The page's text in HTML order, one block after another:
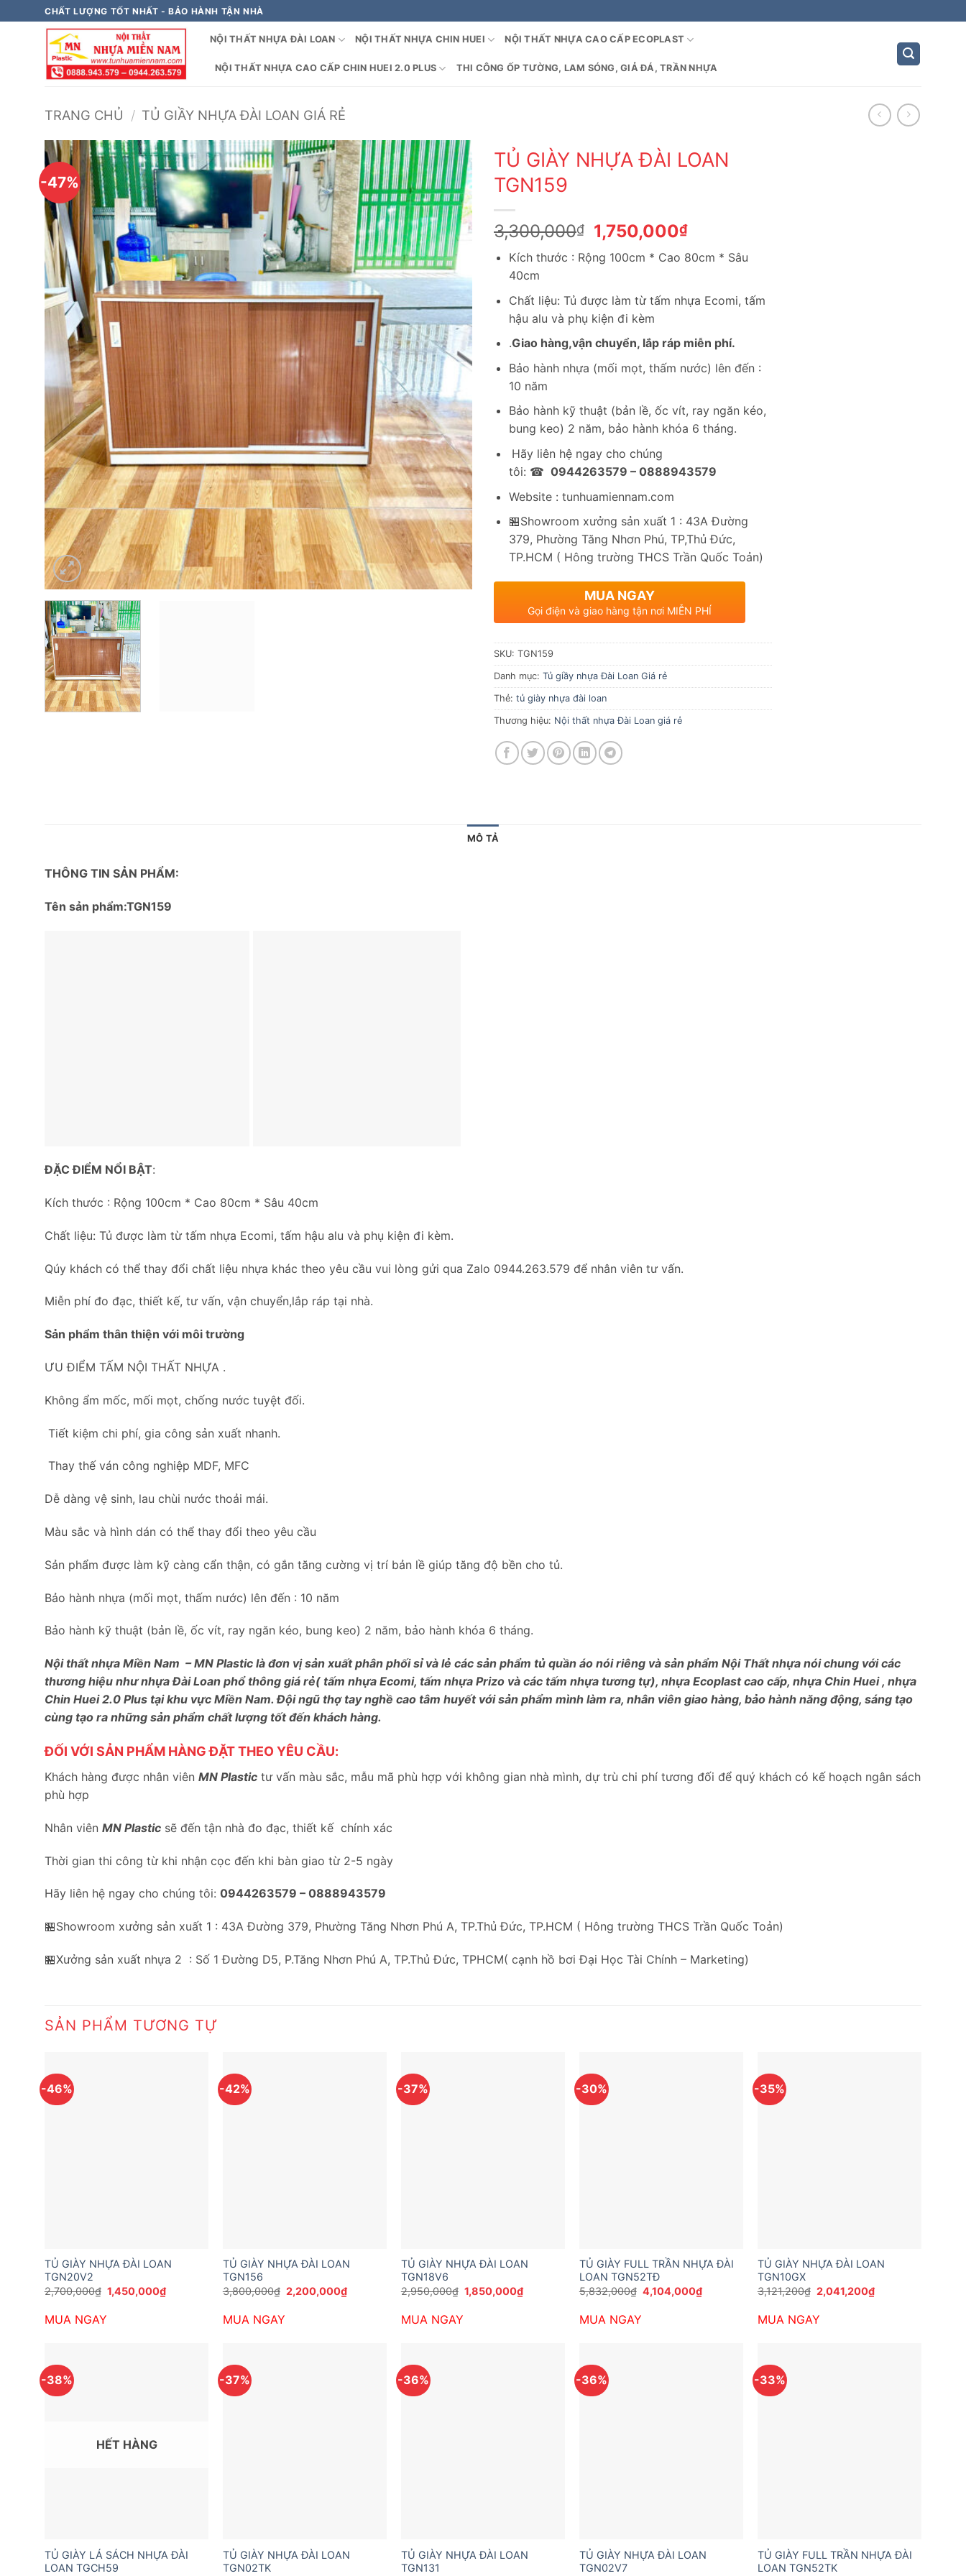
qua
CHẤT LƯỢNG TỐT NHẤT - BẢO HÀNH TẬN NHÀ
NỘI THẤT NHỰA ĐÀI LOAN NỘI THẤT NHỰA CHIN HUEI NỘI THẤT NHỰA CAO CẤP ECOPLAST
NỘI THẤT NHỰA CAO CẤP CHIN HUEI 2.0 PLUS THI CÔNG ỐP TƯỜNG, LAM SÓNG, GIẢ ĐÁ, TRẦN NHỰA
TRANG CHỦ / TỦ GIẦY NHỰA ĐÀI LOAN GIÁ RẺ
-47%
TỦ GIÀY NHỰA ĐÀI LOAN
TGN159
3,300,000₫
Giá
gốc
là:
1,750,000₫Giá
hiện
tại
1,750,000₫.
Kích thước : Rộng 100cm * Cao 80cm * Sâu
40cm
Chất liệu: Tủ được làm từ tấm nhựa Ecomi, tấm
hậu alu và phụ kiện đi kèm
.Giao hàng,vận chuyển, lắp ráp miễn phí.
Bảo hành nhựa (mối mọt, thấm nước) lên đến :
10 năm
Bảo hành kỹ thuật (bản lề, ốc vít, ray ngăn kéo,
bung keo) 2 năm, bảo hành khóa 6 tháng.
Hãy liên hệ ngay cho chúng
tôi: ☎ 0944263579 – 0888943579
Website : tunhuamiennam.com
🏪Showroom xưởng sản xuất 1 : 43A Đường
379, Phường Tăng Nhơn Phú, TP,Thủ Đức,
TP.HCM ( Hông trường THCS Trần Quốc Toản)
MUA NGAY
Gọi điện và giao hàng tận nơi MIỄN PHÍ
SKU: TGN159
Danh mục: Tủ giầy nhựa Đài Loan Giá rẻ
Thẻ: tủ giày nhựa đài loan
Thương hiệu: Nội thất nhựa Đài Loan giá rẻ
MÔ TẢ
THÔNG TIN SẢN PHẨM:
Tên sản phẩm:TGN159
ĐẶC ĐIỂM NỔI BẬT:
Kích thước : Rộng 100cm * Cao 80cm * Sâu 40cm
Chất liệu: Tủ được làm từ tấm nhựa Ecomi, tấm hậu alu và phụ kiện đi kèm.
Qúy khách có thể thay đổi chất liệu nhựa khác theo yêu cầu vui lòng gửi qua Zalo 0944.263.579 để nhân viên tư vấn.
Miễn phí đo đạc, thiết kế, tư vấn, vận chuyển,lắp ráp tại nhà.
Sản phẩm thân thiện với môi trường
ƯU ĐIỂM TẤM NỘI THẤT NHỰA .
Không ẩm mốc, mối mọt, chống nước tuyệt đối.
Tiết kiệm chi phí, gia công sản xuất nhanh.
Thay thế ván công nghiệp MDF, MFC
Dễ dàng vệ sinh, lau chùi nước thoải mái.
Màu sắc và hình dán có thể thay đổi theo yêu cầu
Sản phẩm được làm kỹ càng cẩn thận, có gắn tăng cường vị trí bản lề giúp tăng độ bền cho tủ.
Bảo hành nhựa (mối mọt, thấm nước) lên đến : 10 năm
Bảo hành kỹ thuật (bản lề, ốc vít, ray ngăn kéo, bung keo) 2 năm, bảo hành khóa 6 tháng.
Nội thất nhựa Miền Nam – MN Plastic là đơn vị sản xuất phân phối sỉ và lẻ các sản phẩm tủ quần áo nói riêng và sản phẩm Nội Thất nhựa nói chung với các
thương hiệu như nhựa Đài Loan phổ thông giá rẻ( tấm nhựa Ecomi, tấm nhựa Prizo và các tấm nhựa tương tự), nhựa Ecoplast cao cấp, nhựa Chin Huei , nhựa
Chin Huei 2.0 Plus tại khu vực Miền Nam. Đội ngũ thợ tay nghề cao tâm huyết với sản phẩm mình làm ra, nhân viên giao hàng, bảo hành năng động, sáng tạo
cùng tạo ra những sản phẩm chất lượng tốt đến khách hàng.
ĐỐI VỚI SẢN PHẨM HÀNG ĐẶT THEO YÊU CẦU:
Khách hàng được nhân viên MN Plastic tư vấn màu sắc, mẫu mã phù hợp với không gian nhà mình, dự trù chi phí tương đối để quý khách có kế hoạch ngân sách
phù hợp
Nhân viên MN Plastic sẽ đến tận nhà đo đạc, thiết kế chính xác
Thời gian thi công từ khi nhận cọc đến khi bàn giao từ 2-5 ngày
Hãy liên hệ ngay cho chúng tôi: 0944263579 – 0888943579
🏪Showroom xưởng sản xuất 1 : 43A Đường 379, Phường Tăng Nhơn Phú A, TP.Thủ Đức, TP.HCM ( Hông trường THCS Trần Quốc Toản)
🏪Xưởng sản xuất nhựa 2 : Số 1 Đường D5, P.Tăng Nhơn Phú A, TP.Thủ Đức, TPHCM( cạnh hồ bơi Đại Học Tài Chính – Marketing)
SẢN PHẨM TƯƠNG TỰ
-46%
TỦ GIÀY NHỰA ĐÀI LOAN
TGN20V2
2,700,000₫ Giá
gốc
1,450,000₫Giá
MUA NGAY
-42%
TỦ GIÀY NHỰA ĐÀI LOAN
TGN156
3,800,000₫ Giá
gốc
2,200,000₫Giá
MUA NGAY
-37%
TỦ GIÀY NHỰA ĐÀI LOAN
TGN18V6
2,950,000₫ Giá
gốc
1,850,000₫Giá
MUA NGAY
-30%
TỦ GIÀY FULL TRẦN NHỰA ĐÀI
LOAN TGN52TĐ
5,832,000₫ Giá
gốc
4,104,000₫Giá
MUA NGAY
-35%
TỦ GIÀY NHỰA ĐÀI LOAN
TGN10GX
3,121,200₫ Giá
gốc
3,121,200₫.
2,041,200₫Giá
MUA NGAY
-38%
HẾT HÀNG
TỦ GIÀY LÁ SÁCH NHỰA ĐÀI
LOAN TGCH59
-37%
TỦ GIÀY NHỰA ĐÀI LOAN
TGN02TK
-36%
TỦ GIÀY NHỰA ĐÀI LOAN
TGN131
-36%
TỦ GIÀY NHỰA ĐÀI LOAN
TGN02V7
-33%
TỦ GIÀY FULL TRẦN NHỰA ĐÀI
LOAN TGN52TK